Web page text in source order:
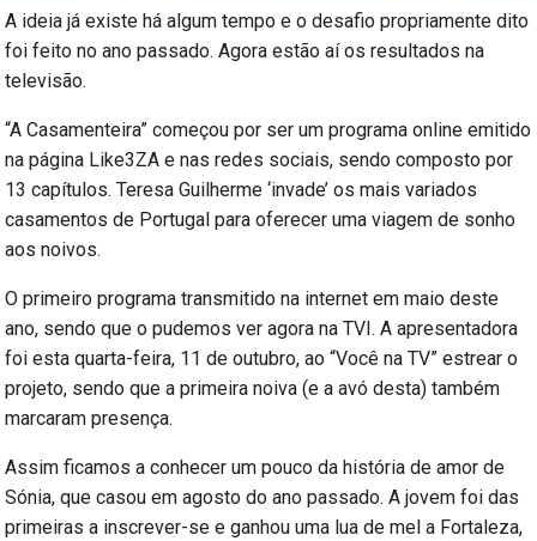
A ideia já existe há algum tempo e o desafio propriamente dito
foi feito no ano passado. Agora estão aí os resultados na
televisão.
“A Casamenteira” começou por ser um programa online emitido
na página Like3ZA e nas redes sociais, sendo composto por
13 capítulos. Teresa Guilherme ‘invade’ os mais variados
casamentos de Portugal para oferecer uma viagem de sonho
aos noivos.
O primeiro programa transmitido na internet em maio deste
ano, sendo que o pudemos ver agora na TVI. A apresentadora
foi esta quarta-feira, 11 de outubro, ao “Você na TV” estrear o
projeto, sendo que a primeira noiva (e a avó desta) também
marcaram presença.
Assim ficamos a conhecer um pouco da história de amor de
Sónia, que casou em agosto do ano passado. A jovem foi das
primeiras a inscrever-se e ganhou uma lua de mel a Fortaleza,